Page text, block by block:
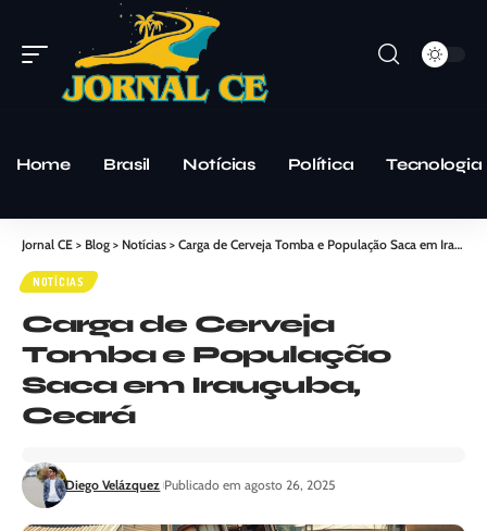
Home Brasil Notícias Política Tecnologia
Jornal CE > Blog > Notícias > Carga de Cerveja Tomba e População Saca em Irauçuba, Ceará
NOTÍCIAS
Carga de Cerveja
Tomba e População
Saca em Irauçuba,
Ceará
Diego Velázquez Publicado em agosto 26, 2025